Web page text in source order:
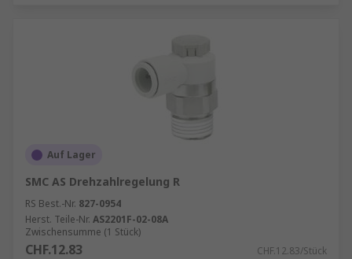
Auf Lager
SMC AS Drehzahlregelung R
RS Best.-Nr. 827-0954
Herst. Teile-Nr. AS2201F-02-08A
Zwischensumme (1 Stück)
CHF.12.83 CHF.12.83/Stück